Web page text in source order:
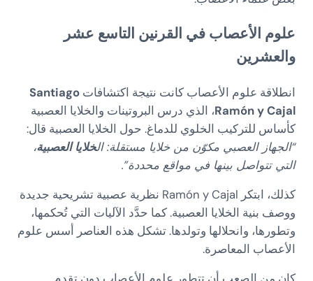
علوم الأعصاب في القرنين التاسع عشر
والعشرين
انطلاقة علوم الأعصاب كانت نتيجة اكتشافات Santiago
Ramón y Cajal، الذي درس البروتينات والخلايا العصبية
كأساس للتركيب الخلوي للدماغ. حول الخلايا العصبية قال:
“الجهاز العصبي مكوّن من خلايا مستقلة: الخلايا العصبية،
التي تتواصل بينها في مواقع محددة”.
كذلك، ابتكر Ramón y Cajal نظرية عصبية تشريحية جديدة
ووصف بنية الخلايا العصبية. كما حدَّد الآليات التي تُحكمها،
وتطورها، وانحلالها وتولدها. تشكل هذه العناصر أسس علوم
الأعصاب المعاصرة.